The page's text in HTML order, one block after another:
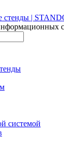
системой